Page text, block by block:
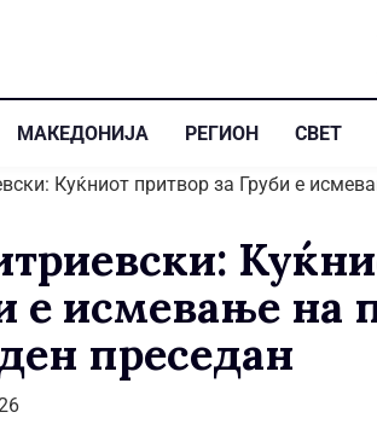
МАКЕДОНИЈА РЕГИОН СВЕТ
е исмевање на
преседан